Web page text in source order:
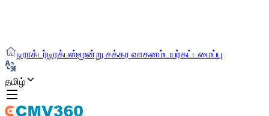
டிராக்டர்டிரக்பஸ்மூன்று சக்கர வாகனம்டயர்கட்டமைப்பு
தமிழ்